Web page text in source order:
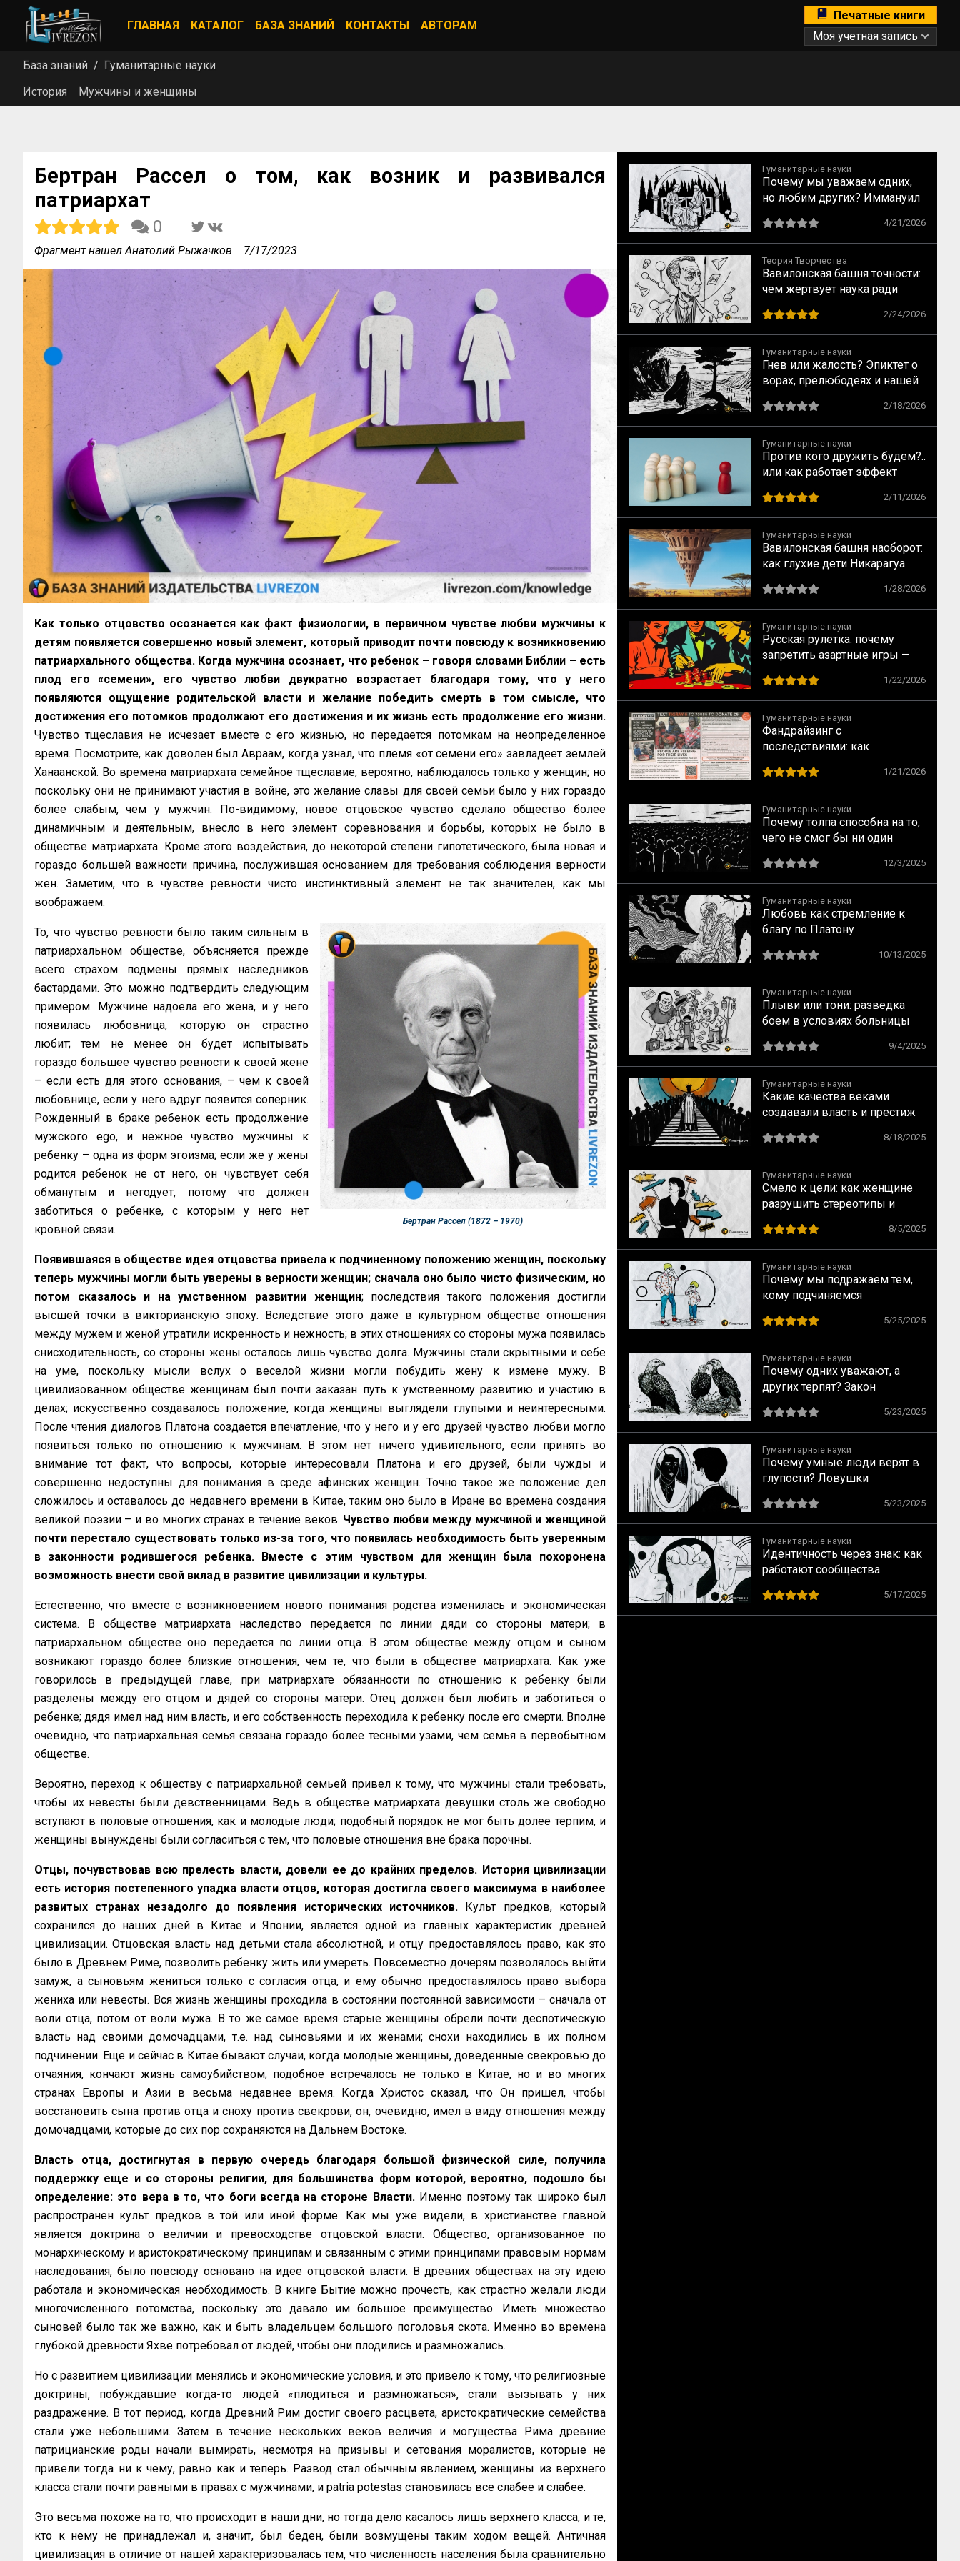
ГЛАВНАЯ КАТАЛОГ БАЗА ЗНАНИЙ КОНТАКТЫ АВТОРАМ
Печатные книги
Моя учетная запись
База знаний
Гуманитарные науки
История
Мужчины и женщины
Бертран Рассел о том, как возник и развивался
патриархат
0
Фрагмент нашел Анатолий Рыжачков 7/17/2023
Как только отцовство осознается как факт физиологии, в первичном чувстве любви мужчины к
детям появляется совершенно новый элемент, который приводит почти повсюду к возникновению
патриархального общества. Когда мужчина осознает, что ребенок – говоря словами Библии – есть
плод его «семени», его чувство любви двукратно возрастает благодаря тому, что у него
появляются ощущение родительской власти и желание победить смерть в том смысле, что
достижения его потомков продолжают его достижения и их жизнь есть продолжение его жизни.
Чувство тщеславия не исчезает вместе с его жизнью, но передается потомкам на неопределенное
время. Посмотрите, как доволен был Авраам, когда узнал, что племя «от семени его» завладеет землей
Ханаанской. Во времена матриархата семейное тщеславие, вероятно, наблюдалось только у женщин; но
поскольку они не принимают участия в войне, это желание славы для своей семьи было у них гораздо
более слабым, чем у мужчин. По-видимому, новое отцовское чувство сделало общество более
динамичным и деятельным, внесло в него элемент соревнования и борьбы, которых не было в
обществе матриархата. Кроме этого воздействия, до некоторой степени гипотетического, была новая и
гораздо большей важности причина, послужившая основанием для требования соблюдения верности
жен. Заметим, что в чувстве ревности чисто инстинктивный элемент не так значителен, как мы
воображаем.
Бертран Рассел (1872 – 1970)
То, что чувство ревности было таким сильным в
патриархальном обществе, объясняется прежде
всего страхом подмены прямых наследников
бастардами. Это можно подтвердить следующим
примером. Мужчине надоела его жена, и у него
появилась любовница, которую он страстно
любит; тем не менее он будет испытывать
гораздо большее чувство ревности к своей жене
– если есть для этого основания, – чем к своей
любовнице, если у него вдруг появится соперник.
Рожденный в браке ребенок есть продолжение
мужского ego, и нежное чувство мужчины к
ребенку – одна из форм эгоизма; если же у жены
родится ребенок не от него, он чувствует себя
обманутым и негодует, потому что должен
заботиться о ребенке, с которым у него нет
кровной связи.
Появившаяся в обществе идея отцовства привела к подчиненному положению женщин, поскольку
теперь мужчины могли быть уверены в верности женщин; сначала оно было чисто физическим, но
потом сказалось и на умственном развитии женщин; последствия такого положения достигли
высшей точки в викторианскую эпоху. Вследствие этого даже в культурном обществе отношения
между мужем и женой утратили искренность и нежность; в этих отношениях со стороны мужа появилась
снисходительность, со стороны жены осталось лишь чувство долга. Мужчины стали скрытными и себе
на уме, поскольку мысли вслух о веселой жизни могли побудить жену к измене мужу. В
цивилизованном обществе женщинам был почти заказан путь к умственному развитию и участию в
делах; искусственно создавалось положение, когда женщины выглядели глупыми и неинтересными.
После чтения диалогов Платона создается впечатление, что у него и у его друзей чувство любви могло
появиться только по отношению к мужчинам. В этом нет ничего удивительного, если принять во
внимание тот факт, что вопросы, которые интересовали Платона и его друзей, были чужды и
совершенно недоступны для понимания в среде афинских женщин. Точно такое же положение дел
сложилось и оставалось до недавнего времени в Китае, таким оно было в Иране во времена создания
великой поэзии – и во многих странах в течение веков. Чувство любви между мужчиной и женщиной
почти перестало существовать только из-за того, что появилась необходимость быть уверенным
в законности родившегося ребенка. Вместе с этим чувством для женщин была похоронена
возможность внести свой вклад в развитие цивилизации и культуры.
Естественно, что вместе с возникновением нового понимания родства изменилась и экономическая
система. В обществе матриархата наследство передается по линии дяди со стороны матери; в
патриархальном обществе оно передается по линии отца. В этом обществе между отцом и сыном
возникают гораздо более близкие отношения, чем те, что были в обществе матриархата. Как уже
говорилось в предыдущей главе, при матриархате обязанности по отношению к ребенку были
разделены между его отцом и дядей со стороны матери. Отец должен был любить и заботиться о
ребенке; дядя имел над ним власть, и его собственность переходила к ребенку после его смерти. Вполне
очевидно, что патриархальная семья связана гораздо более тесными узами, чем семья в первобытном
обществе.
Вероятно, переход к обществу с патриархальной семьей привел к тому, что мужчины стали требовать,
чтобы их невесты были девственницами. Ведь в обществе матриархата девушки столь же свободно
вступают в половые отношения, как и молодые люди; подобный порядок не мог быть долее терпим, и
женщины вынуждены были согласиться с тем, что половые отношения вне брака порочны.
Отцы, почувствовав всю прелесть власти, довели ее до крайних пределов. История цивилизации
есть история постепенного упадка власти отцов, которая достигла своего максимума в наиболее
развитых странах незадолго до появления исторических источников. Культ предков, который
сохранился до наших дней в Китае и Японии, является одной из главных характеристик древней
цивилизации. Отцовская власть над детьми стала абсолютной, и отцу предоставлялось право, как это
было в Древнем Риме, позволить ребенку жить или умереть. Повсеместно дочерям позволялось выйти
замуж, а сыновьям жениться только с согласия отца, и ему обычно предоставлялось право выбора
жениха или невесты. Вся жизнь женщины проходила в состоянии постоянной зависимости – сначала от
воли отца, потом от воли мужа. В то же самое время старые женщины обрели почти деспотическую
власть над своими домочадцами, т.е. над сыновьями и их женами; снохи находились в их полном
подчинении. Еще и сейчас в Китае бывают случаи, когда молодые женщины, доведенные свекровью до
отчаяния, кончают жизнь самоубийством; подобное встречалось не только в Китае, но и во многих
странах Европы и Азии в весьма недавнее время. Когда Христос сказал, что Он пришел, чтобы
восстановить сына против отца и сноху против свекрови, он, очевидно, имел в виду отношения между
домочадцами, которые до сих пор сохраняются на Дальнем Востоке.
Власть отца, достигнутая в первую очередь благодаря большой физической силе, получила
поддержку еще и со стороны религии, для большинства форм которой, вероятно, подошло бы
определение: это вера в то, что боги всегда на стороне Власти.Именно поэтому так широко был
распространен культ предков в той или иной форме. Как мы уже видели, в христианстве главной
является доктрина о величии и превосходстве отцовской власти. Общество, организованное по
монархическому и аристократическому принципам и связанным с этими принципами правовым нормам
наследования, было повсюду основано на идее отцовской власти. В древних обществах на эту идею
работала и экономическая необходимость. В книге Бытие можно прочесть, как страстно желали люди
многочисленного потомства, поскольку это давало им большое преимущество. Иметь множество
сыновей было так же важно, как и быть владельцем большого поголовья скота. Именно во времена
глубокой древности Яхве потребовал от людей, чтобы они плодились и размножались.
Но с развитием цивилизации менялись и экономические условия, и это привело к тому, что религиозные
доктрины, побуждавшие когда-то людей «плодиться и размножаться», стали вызывать у них
раздражение. В тот период, когда Древний Рим достиг своего расцвета, аристократические семейства
стали уже небольшими. Затем в течение нескольких веков величия и могущества Рима древние
патрицианские роды начали вымирать, несмотря на призывы и сетования моралистов, которые не
привели тогда ни к чему, равно как и теперь. Развод стал обычным явлением, женщины из верхнего
класса стали почти равными в правах с мужчинами, и patria potestas становилась все слабее и слабее.
Это весьма похоже на то, что происходит в наши дни, но тогда дело касалось лишь верхнего класса, и те,
кто к нему не принадлежал и, значит, был беден, были возмущены таким ходом вещей. Античная
цивилизация в отличие от нашей характеризовалась тем, что численность населения была сравнительно
Гуманитарные науки
Почему мы уважаем одних,
но любим других? Иммануил
возвышенного и прекрасного
4/21/2026
Теория Творчества
Вавилонская башня точности:
чем жертвует наука ради
2/24/2026
Гуманитарные науки
Гнев или жалость? Эпиктет о
ворах, прелюбодеях и нашей
2/18/2026
Гуманитарные науки
Против кого дружить будем?..
или как работает эффект
2/11/2026
Гуманитарные науки
Вавилонская башня наоборот:
как глухие дети Никарагуа
было (и как на их примере
создаются субкультуры)
1/28/2026
Гуманитарные науки
Русская рулетка: почему
запретить азартные игры —
понедельники
1/22/2026
Гуманитарные науки
Фандрайзинг с
последствиями: как
тех, кому помогает
1/21/2026
Гуманитарные науки
Почему толпа способна на то,
чего не смог бы ни один
механизмы по Лебону
12/3/2025
Гуманитарные науки
Любовь как стремление к
благу по Платону
10/13/2025
Гуманитарные науки
Плыви или тони: разведка
боем в условиях больницы
9/4/2025
Гуманитарные науки
Какие качества веками
создавали власть и престиж
8/18/2025
Гуманитарные науки
Смело к цели: как женщине
разрушить стереотипы и
профессию, не уповая на
мечты
8/5/2025
Гуманитарные науки
Почему мы подражаем тем,
кому подчиняемся
5/25/2025
Гуманитарные науки
Почему одних уважают, а
других терпят? Закон
Спенсеру
5/23/2025
Гуманитарные науки
Почему умные люди верят в
глупости? Ловушки
предупреждал Милль
5/23/2025
Гуманитарные науки
Идентичность через знак: как
работают сообщества
5/17/2025